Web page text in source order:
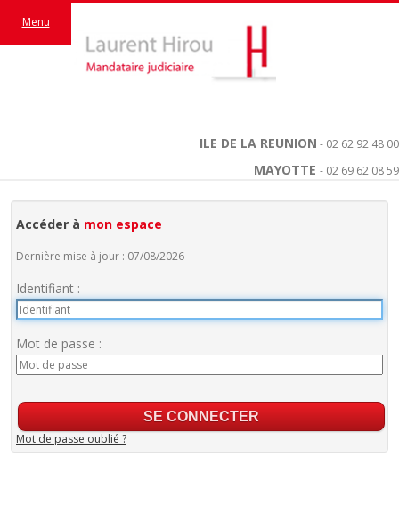
ILE DE LA REUNION - 02 62 92 48 00
MAYOTTE - 02 69 62 08 59
Menu
Accéder à mon espace
Dernière mise à jour : 07/08/2026
Identifiant :
Mot de passe :
Mot de passe oublié ?